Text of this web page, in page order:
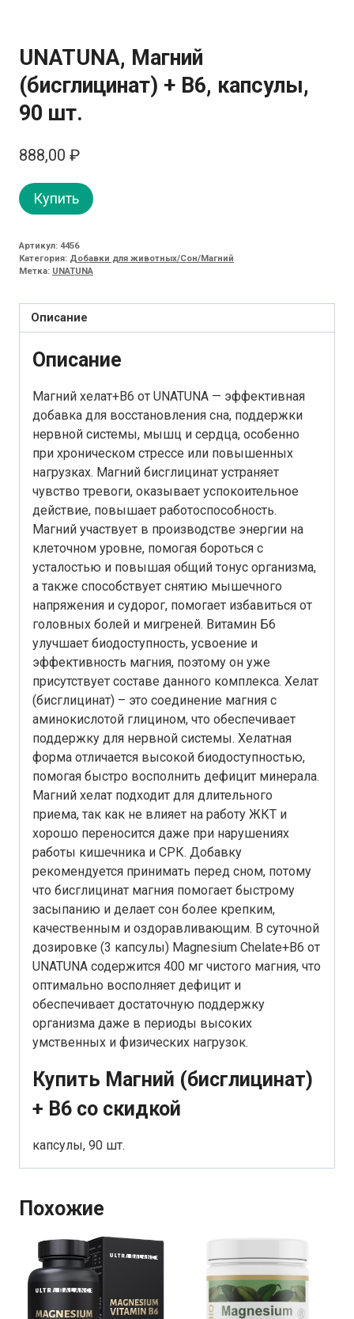
UNATUNA, Магний
(бисглицинат) + В6, капсулы,
90 шт.
888,00 ₽
Купить
Артикул: 4456
Категория: Добавки для животных/Сон/Магний
Метка: UNATUNA
Описание
Описание
Магний хелат+В6 от UNATUNA — эффективная
добавка для восстановления сна, поддержки
нервной системы, мышц и сердца, особенно
при хроническом стрессе или повышенных
нагрузках. Магний бисглицинат устраняет
чувство тревоги, оказывает успокоительное
действие, повышает работоспособность.
Магний участвует в производстве энергии на
клеточном уровне, помогая бороться с
усталостью и повышая общий тонус организма,
а также способствует снятию мышечного
напряжения и судорог, помогает избавиться от
головных болей и мигреней. Витамин Б6
улучшает биодоступность, усвоение и
эффективность магния, поэтому он уже
присутствует составе данного комплекса. Хелат
(бисглицинат) – это соединение магния с
аминокислотой глицином, что обеспечивает
поддержку для нервной системы. Хелатная
форма отличается высокой биодоступностью,
помогая быстро восполнить дефицит минерала.
Магний хелат подходит для длительного
приема, так как не влияет на работу ЖКТ и
хорошо переносится даже при нарушениях
работы кишечника и СРК. Добавку
рекомендуется принимать перед сном, потому
что бисглицинат магния помогает быстрому
засыпанию и делает сон более крепким,
качественным и оздоравливающим. В суточной
дозировке (3 капсулы) Magnesium Chelate+В6 от
UNATUNA содержится 400 мг чистого магния, что
оптимально восполняет дефицит и
обеспечивает достаточную поддержку
организма даже в периоды высоких
умственных и физических нагрузок.
Купить Магний (бисглицинат)
+ В6 со скидкой
капсулы, 90 шт.
Похожие